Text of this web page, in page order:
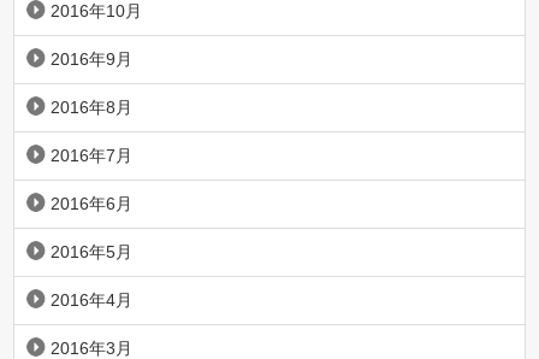
2016年10月
2016年9月
2016年8月
2016年7月
2016年6月
2016年5月
2016年4月
2016年3月